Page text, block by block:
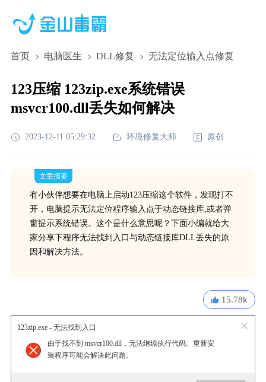
首页 电脑医生 DLL修复 无法定位输入点修复
123压缩 123zip.exe系统错误
msvcr100.dll丢失如何解决
2023-12-11 05:29:32 环境修复大师 原创
文章摘要
有小伙伴想要在电脑上启动123压缩这个软件，发现打不
开，电脑提示无法定位程序输入点于动态链接库,或者弹
窗提示系统错误。这个是什么意思呢？下面小编就给大
家分享下程序无法找到入口与动态链接库DLL丢失的原
因和解决方法。
15.78k
123zip.exe - 无法找到入口
由于找不到 msvcr100.dll，无法继续执行代码。重新安
装程序可能会解决此问题。